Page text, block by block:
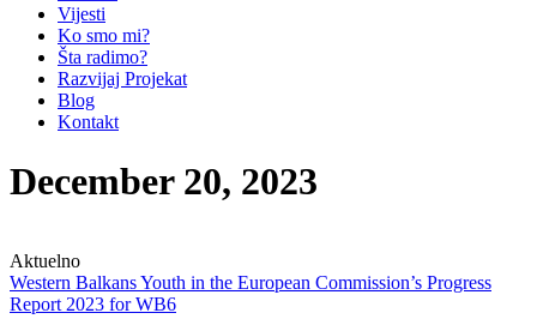
Vijesti
Ko smo mi?
Šta radimo?
Razvijaj Projekat
Blog
Kontakt
December 20, 2023
Aktuelno
Western Balkans Youth in the European Commission’s Progress
Report 2023 for WB6